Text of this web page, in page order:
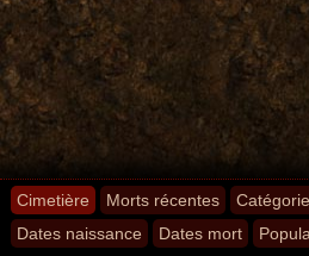
Cimetière Morts récentes
Dates naissance
Dates mort